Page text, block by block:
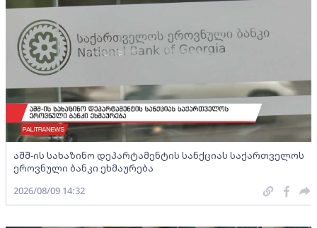
აშშ-ის სახაზინო დეპარტამენტის სანქციას საქართველოს
ეროვნული ბანკი ეხმაურება
2026/08/09 14:32